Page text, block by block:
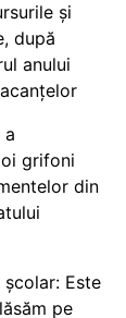
și
după
anului
a
grifoni
din
Este
pe